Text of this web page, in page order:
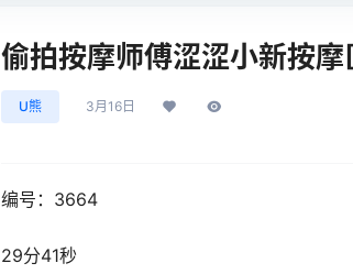
偷拍按摩师傅涩涩小新按
U熊 3月16日
编号：3664
29分41秒